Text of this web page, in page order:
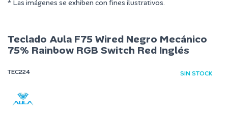
* Las imágenes se exhiben con fines ilustrativos.
Teclado Aula F75 Wired Negro Mecánico
75% Rainbow RGB Switch Red Inglés
TEC224 SIN STOCK